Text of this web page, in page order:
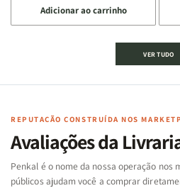
quantidade
de
Cartas
Famílias
Bíblia
-
Penkal
quantidade
de
Jogo
Cartas
Famílias
da
Bíblia
-
Penkal
Adicionar ao carrinho
|
VER TUDO
REPUTAÇÃO CONSTRUÍDA NOS
Avaliações da
Penkal é o nome da nossa operação nos
públicos ajudam você a comprar